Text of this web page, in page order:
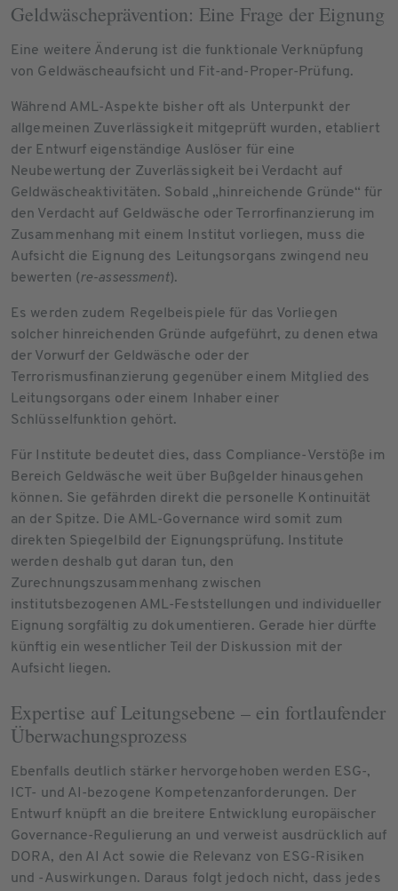
Geldwäscheprävention: Eine Frage der Eignung
Eine weitere Änderung ist die funktionale Verknüpfung
von Geldwäscheaufsicht und Fit-and-Proper-Prüfung.
Während AML-Aspekte bisher oft als Unterpunkt der
allgemeinen Zuverlässigkeit mitgeprüft wurden, etabliert
der Entwurf eigenständige Auslöser für eine
Neubewertung der Zuverlässigkeit bei Verdacht auf
Geldwäscheaktivitäten. Sobald „hinreichende Gründe“ für
den Verdacht auf Geldwäsche oder Terrorfinanzierung im
Zusammenhang mit einem Institut vorliegen, muss die
Aufsicht die Eignung des Leitungsorgans zwingend neu
bewerten (re-assessment).
Es werden zudem Regelbeispiele für das Vorliegen
solcher hinreichenden Gründe aufgeführt, zu denen etwa
der Vorwurf der Geldwäsche oder der
Terrorismusfinanzierung gegenüber einem Mitglied des
Leitungsorgans oder einem Inhaber einer
Schlüsselfunktion gehört.
Für Institute bedeutet dies, dass Compliance-Verstöße im
Bereich Geldwäsche weit über Bußgelder hinausgehen
können. Sie gefährden direkt die personelle Kontinuität
an der Spitze. Die AML-Governance wird somit zum
direkten Spiegelbild der Eignungsprüfung. Institute
werden deshalb gut daran tun, den
Zurechnungszusammenhang zwischen
institutsbezogenen AML-Feststellungen und individueller
Eignung sorgfältig zu dokumentieren. Gerade hier dürfte
künftig ein wesentlicher Teil der Diskussion mit der
Aufsicht liegen.
Expertise auf Leitungsebene – ein fortlaufender
Überwachungsprozess
Ebenfalls deutlich stärker hervorgehoben werden ESG-,
ICT- und AI-bezogene Kompetenzanforderungen. Der
Entwurf knüpft an die breitere Entwicklung europäischer
Governance-Regulierung an und verweist ausdrücklich auf
DORA, den AI Act sowie die Relevanz von ESG-Risiken
und -Auswirkungen. Daraus folgt jedoch nicht, dass jedes